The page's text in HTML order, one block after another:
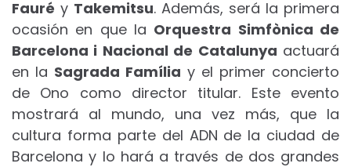
Fauré y Takemitsu. Además, será la primera
ocasión en que la Orquestra Simfònica de
Barcelona i Nacional de Catalunya actuará
en la Sagrada Família y el primer concierto
de Ono como director titular. Este evento
mostrará al mundo, una vez más, que la
cultura forma parte del ADN de la ciudad de
Barcelona y lo hará a través de dos grandes